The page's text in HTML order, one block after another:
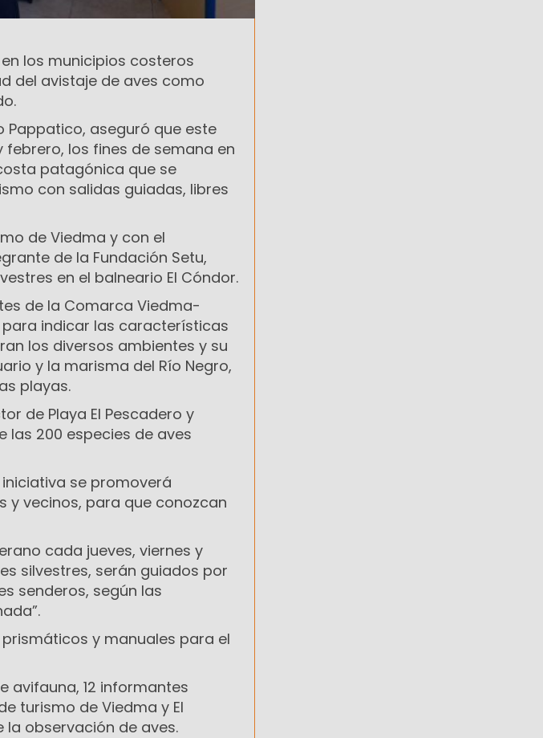
los municipios costeros
del avistaje de aves como
Pappatico, aseguró que este
los fines de semana en
patagónica que se
con salidas guiadas, libres
de Viedma y con el
de la Fundación Setu,
en el balneario El Cóndor.
de la Comarca Viedma-
indicar las características
los diversos ambientes y su
y la marisma del Río Negro,
playas.
de Playa El Pescadero y
las 200 especies de aves
iniciativa se promoverá
y vecinos, para que conozcan
cada jueves, viernes y
silvestres, serán guiados por
senderos, según las
y manuales para el
avifauna, 12 informantes
turismo de Viedma y El
observación de aves.